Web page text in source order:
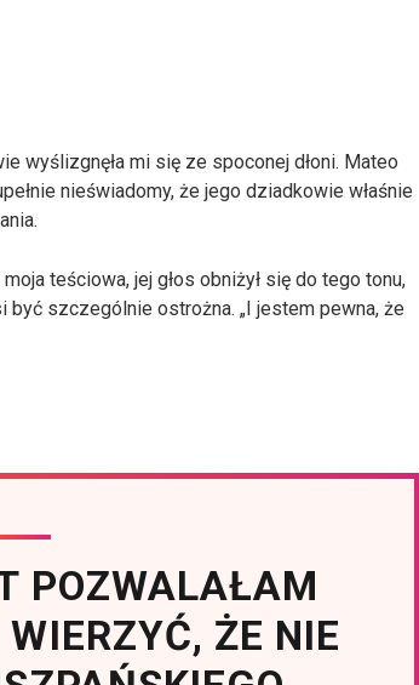
wyślizgnęła mi się ze spoconej dłoni. Mateo
nieświadomy, że jego dziadkowie właśnie
teściowa, jej głos obniżył się do tego tonu,
być szczególnie ostrożna. „I jestem pewna, że
POZWALAŁAM
ŻE NIE